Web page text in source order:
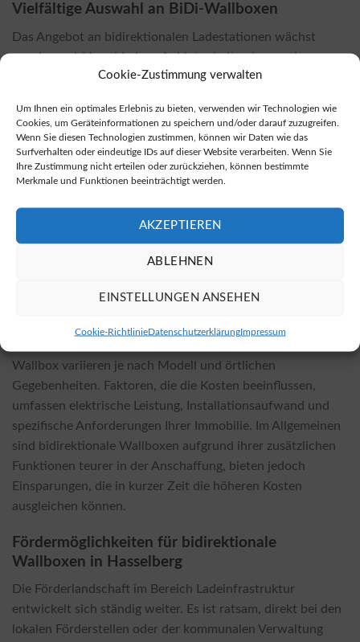
Cookie-Zustimmung verwalten
Um Ihnen ein optimales Erlebnis zu bieten, verwenden wir Technologien wie
Cookies, um Geräteinformationen zu speichern und/oder darauf zuzugreifen.
Wenn Sie diesen Technologien zustimmen, können wir Daten wie das
Surfverhalten oder eindeutige IDs auf dieser Website verarbeiten. Wenn Sie
Ihre Zustimmung nicht erteilen oder zurückziehen, können bestimmte
Merkmale und Funktionen beeinträchtigt werden.
AKZEPTIEREN
ABLEHNEN
EINSTELLUNGEN ANSEHEN
Cookie-RichtlinieDatenschutzerklärungImpressum
Vielfältige Auswahl an BiDi-Wallboxen
Das Angebot an bidirektionalen Ladestationen wächst
zunehmend. Verschiedene Anbieter halten innovative
Lösungen bereit, die sich an unterschiedliche Bedürfnisse
bidirektionalen Ladestationen finden Sie unter der
Webseite zur Marktübersicht.
Erwerb von bidirektionalen Wallboxen
Ort als auch in vielen Online-Shops erhältlich. Oft sind die
Preise in Online-Shops günstiger. Wenn Sie bidirektionale
Wallboxen kaufen möchten, können Sie dies bequem über
Wallbox variieren je nach Modell und örtlichen
Gegebenheiten. Faktoren, die die Kosten beeinflussen,
umfassen elektrische Leistung, Installationsaufwand und
spezifische Anforderungen Ihrer Immobilie. Im Allgemeinen
sind bidirektionale Wallboxen aufgrund ihrer zusätzlichen
Funktionen teurer in der Anschaffung, bieten jedoch
Einsparungen, die in kurzer Zeit die höheren Kosten
ausgleichen können.
Fördermöglichkeiten für bidirektionale
Wallboxen in Hasselberg
Die Förderlandschaft im Bereich Ladeinfrastruktur
entwickelt sich ständig weiter. Es ist ratsam, direkt bei den
lokalen Förderstellen oder der kommunalen Verwaltung